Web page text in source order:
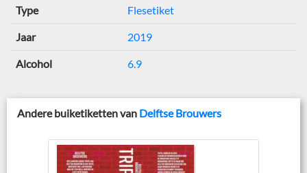
Type Flesetiket
Jaar 2019
Alcohol 6.9
Andere buiketiketten van Delftse Brouwers